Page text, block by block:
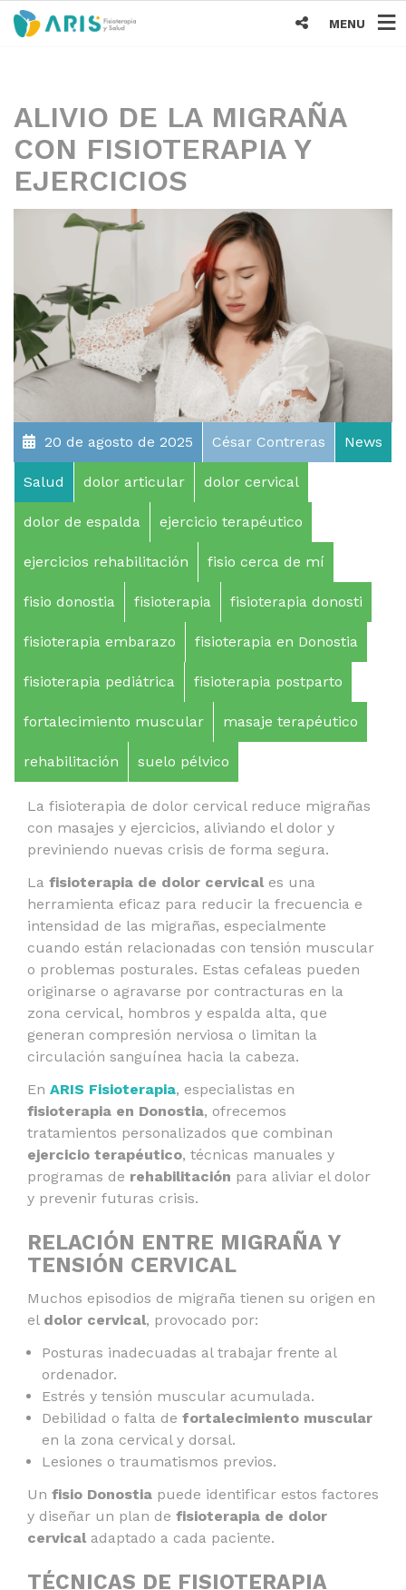
MENU
ALIVIO DE LA MIGRAÑA
CON FISIOTERAPIA Y
EJERCICIOS
20 de agosto de 2025 César Contreras News
Salud dolor articular dolor cervical
dolor de espalda ejercicio terapéutico
ejercicios rehabilitación fisio cerca de mí
fisio donostia fisioterapia fisioterapia donosti
fisioterapia embarazo fisioterapia en Donostia
fisioterapia pediátrica fisioterapia postparto
fortalecimiento muscular masaje terapéutico
rehabilitación suelo pélvico
La fisioterapia de dolor cervical reduce migrañas
con masajes y ejercicios, aliviando el dolor y
previniendo nuevas crisis de forma segura.
La fisioterapia de dolor cervicales una
herramienta eficaz para reducir la frecuencia e
intensidad de las migrañas, especialmente
cuando están relacionadas con tensión muscular
o problemas posturales. Estas cefaleas pueden
originarse o agravarse por contracturas en la
zona cervical, hombros y espalda alta, que
generan compresión nerviosa o limitan la
circulación sanguínea hacia la cabeza.
En ARIS Fisioterapia, especialistas en
fisioterapia en Donostia, ofrecemos
tratamientos personalizados que combinan
ejercicio terapéutico, técnicas manuales y
programas de rehabilitación para aliviar el dolor
y prevenir futuras crisis.
RELACIÓN ENTRE MIGRAÑA Y
TENSIÓN CERVICAL
Muchos episodios de migraña tienen su origen en
el dolor cervical, provocado por:
Posturas inadecuadas al trabajar frente al
ordenador.
Estrés y tensión muscular acumulada.
Debilidad o falta de fortalecimiento muscular
en la zona cervical y dorsal.
Lesiones o traumatismos previos.
Un fisio Donostia puede identificar estos factores
y diseñar un plan de fisioterapia de dolor
cervicaladaptado a cada paciente.
TÉCNICAS DE FISIOTERAPIA